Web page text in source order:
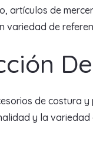
artículos de
variedad de
de costura
y la